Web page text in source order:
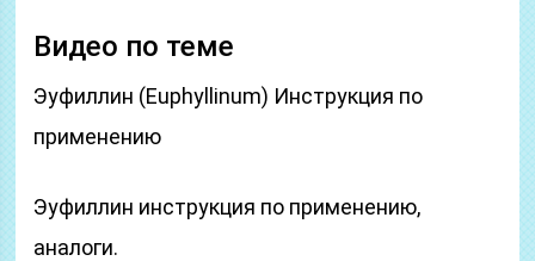
Видео по теме
Эуфиллин (Euphyllinum) Инструкция по
применению
Эуфиллин инструкция по применению,
аналоги.